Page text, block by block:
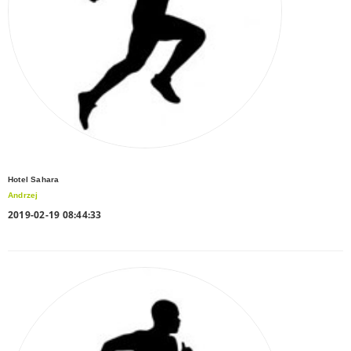
Hotel Sahara
Andrzej
2019-02-19 08:44:33